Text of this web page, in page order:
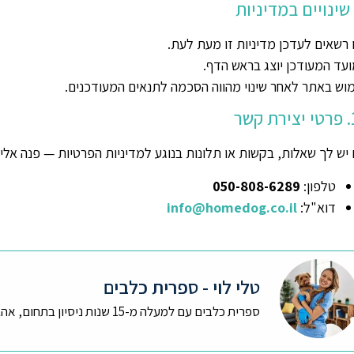
רשאים לעדכן מדיניות זו מעת לעת.
המעודכן יוצג בראש הדף.
באתר לאחר שינוי מהווה הסכמה לתנאים המעודכנים.
לך שאלות, בקשות או תלונות בנוגע למדיניות הפרטיות — פנה
טלפון: 050-808-6289
דוא"ל:info@homedog.co.il
טלי לוי - ספרית כלבים
ספרית כלבים עם למעלה מ-15 שנות ניסיון בתחום, אהבה גדולה לבעלי חיים ובעיקר לכלבים.